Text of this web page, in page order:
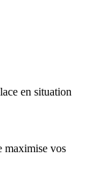
en situation
maximise vos